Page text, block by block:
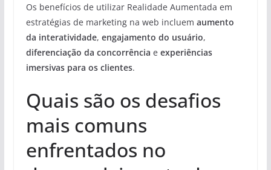
Os benefícios de utilizar Realidade Aumentada em
estratégias de marketing na web incluem aumento
da interatividade, engajamento do usuário,
diferenciação da concorrência e experiências
imersivas para os clientes.
Quais são os desafios
mais comuns
enfrentados no